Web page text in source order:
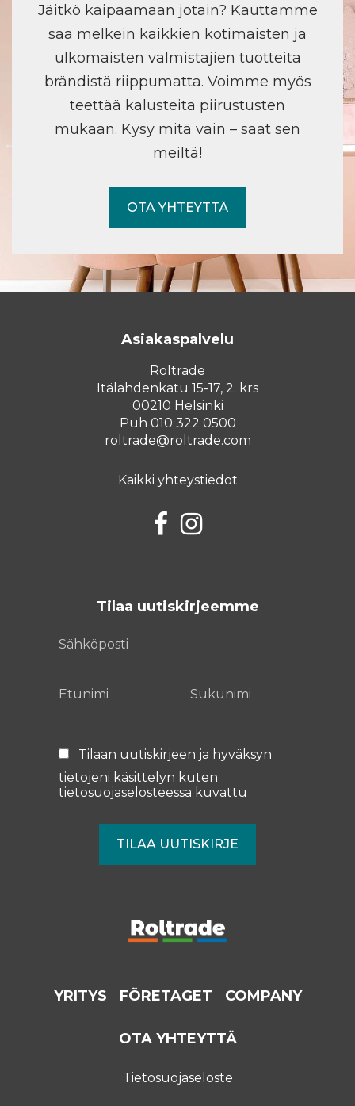
Jäitkö kaipaamaan jotain? Kauttamme
saa melkein kaikkien kotimaisten ja
ulkomaisten valmistajien tuotteita
brändistä riippumatta. Voimme myös
teettää kalusteita piirustusten
mukaan. Kysy mitä vain – saat sen
meiltä!
OTA YHTEYTTÄ
Asiakaspalvelu
Roltrade
Itälahdenkatu 15-17, 2. krs
00210 Helsinki
Puh 010 322 0500
roltrade@roltrade.com
Kaikki yhteystiedot
FacebookInstagram
Tilaa uutiskirjeemme
Tilaan uutiskirjeen ja hyväksyn
tietojeni käsittelyn kuten
tietosuojaselosteessa kuvattu
YRITYS FÖRETAGET COMPANY
OTA YHTEYTTÄ
Tietosuojaseloste